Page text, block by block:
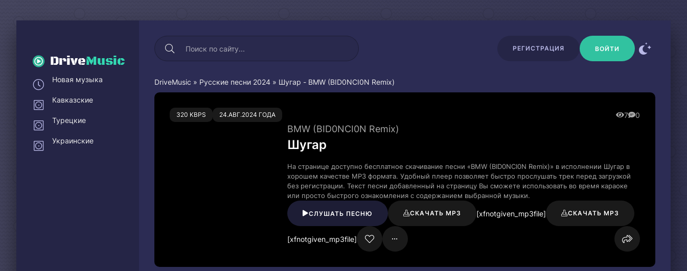
DriveMusic
РЕГИСТРАЦИЯ ВОЙТИ
DriveMusic » Русские песни 2024 » Шугар - BMW (BID0NCI0N Remix)
320 KBPS 24.АВГ.2024 ГОДА 7 0
0 0
BMW (BID0NCI0N Remix)
Шугар
На странице доступно бесплатное скачивание песни «BMW (BID0NCI0N Remix)» в исполнении Шугар в
хорошем качестве MP3 формата. Удобный плеер позволяет быстро прослушать трек перед загрузкой
без регистрации. Текст песни добавленный на страницу Вы сможете использовать во время караоке
или просто быстрого ознакомления с содержанием выбранной музыки.
СЛУШАТЬ ПЕСНЮ СКАЧАТЬ MP3 [xfnotgiven_mp3file] СКАЧАТЬ MP3
[xfnotgiven_mp3file]
Новая музыка
Кавказские
Турецкие
Украинские